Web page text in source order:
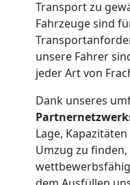
Transport zu
Fahrzeuge sind
unsere Fahrer
jeder Art von
Dank unseres
Lage,
Umzug zu
Beiladung
Leonding
Mini
Umzug